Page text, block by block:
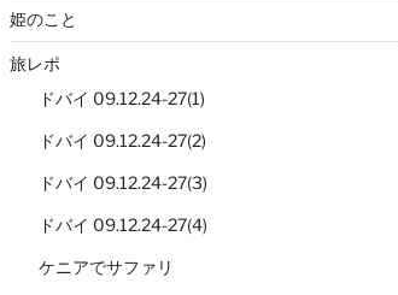
姫のこと
旅レポ
ドバイ 09.12.24-27(1)
ドバイ 09.12.24-27(2)
ドバイ 09.12.24-27(3)
ドバイ 09.12.24-27(4)
ケニアでサファリ